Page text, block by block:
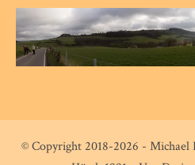
© Copyright 2018-2026 -